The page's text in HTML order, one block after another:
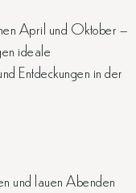
April und Oktober –
ideale
Entdeckungen in der
und lauen Abenden